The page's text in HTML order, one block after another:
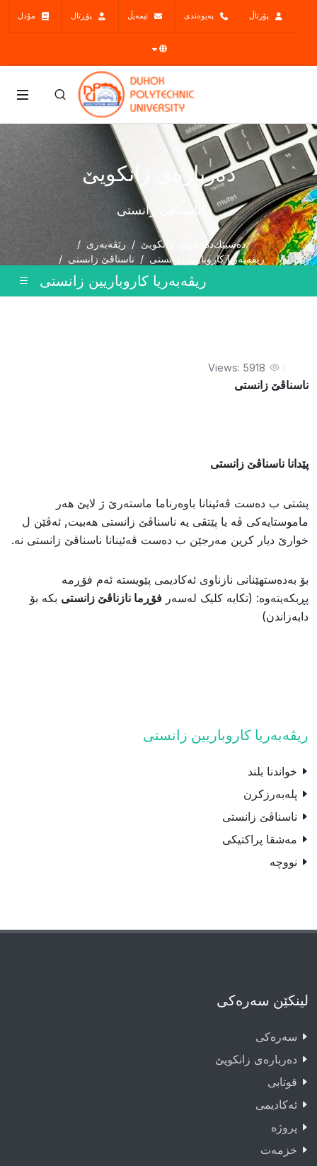
پۆرتاڵ پەیوەندی ئیمەیڵ پۆڕتال مۆدل
ده‌رباره‌ی زانكویێ
ناسناڤێ زانستى
دەسپێكده‌رباره‌ی زانكویێ
رێڤەبەری
ریڤەبەریا کاروباریین زانستى
ناسناڤێ زانستى
ریڤەبەریا کاروباریین زانستى
Views: 5918
ناسناڤێ زانستى
پێدانا ناسناڤێ زانستى
پشتى ب دەست ڤەئینانا باوەرناما ماستەرێ ژ لایێ هەر
ماموستایەکى ڤە یا پێتڤى یە ناسناڤێ زانستى هەبیت, ئەڤێن ل
خوارێ دیار کرین مەرجێن ب دەست ڤەئینانا ناسناڤێ زانستى نە.
بۆ بەدەستهێنانی نازناوی ئەکادیمی پێویستە ئەم فۆڕمە
پڕبکەیتەوە: (تکایە کلیک لەسەر فۆڕما نازناڤێ زانستی بکە بۆ
دابەزاندن)
ریڤەبەریا کاروباریین زانستى
خواندنا بلند
پله‌بەرزکرن
ناسناڤێ زانستى
مەشقا پراکتیکى
نووچه‌
لینکێن سەرەکی
سەرەکى
دەربارەى زانکویێ
قوتابى
ئەکادیمى
پروژە
خزمەت